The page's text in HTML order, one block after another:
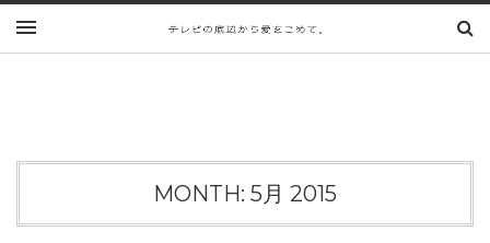
MONTH: 5月 2015